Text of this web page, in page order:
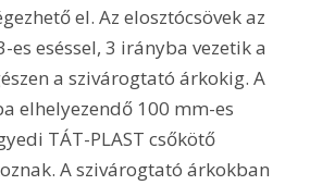
el. Az elosztócsövek az
es eséssel, 3 irányba vezetik a
a szivárogtató árkokig. A
elhelyezendő 100 mm-es
TÁT-PLAST csőkötő
A szivárogtató árkokban